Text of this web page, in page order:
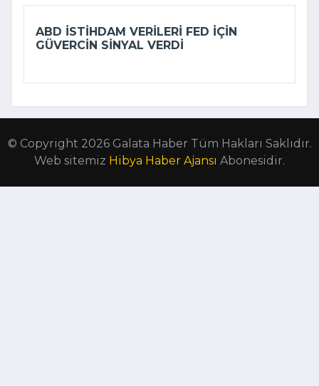
ABD ISTIHDAM VERILERI FED IÇIN
GÜVERCIN SINYAL VERDI
© Copyright 2026 Galata Haber Tüm Hakları Saklıdır.
Web sitemiz Hibya Haber Ajansı Abonesidir.